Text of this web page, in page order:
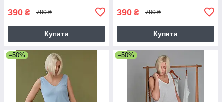
390 ₴ 780 ₴
Купити
390 ₴ 780 ₴
Купити
–50% –50%